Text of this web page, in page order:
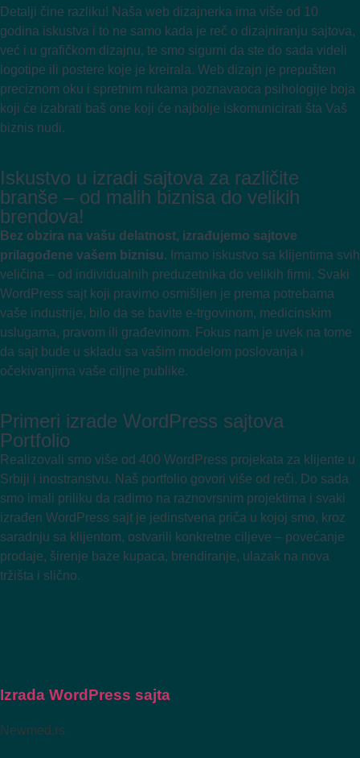
Detalji čine razliku! Naša web dizajnerka ima više od 10
godina iskustva i to ne samo kada je reč o dizajniranju sajtova,
već i u grafičkom dizajnu, te smo sigurni da ste do sada videli
logotipe ili postere koje je kreirala. Web dizajn je prepušten
preciznom oku i spretnim rukama poznavaoca psihologije boja
koji će izabrati baš one koji će najbolje iskomunicirati šta Vaš
biznis nudi.
Iskustvo u izradi sajtova za različite
branše – od malih biznisa do velikih
brendova!
Bez obzira na vašu delatnost, izrađujemo sajtove
prilagođene vašem biznisu. Imamo iskustvo sa klijentima svih
veličina – od individualnih preduzetnika do velikih firmi. Svaki
WordPress sajt koji pravimo osmišljen je prema potrebama
vaše industrije, bilo da se bavite e-trgovinom, medicinskim
uslugama, pravom ili građevinom. Fokus nam je uvek na tome
da sajt bude u skladu sa vašim modelom poslovanja i
očekivanjima vaše ciljne publike.
Primeri izrade WordPress sajtova
Portfolio
Realizovali smo više od 400 WordPress projekata za klijente u
Srbiji i inostranstvu. Naš portfolio govori više od reči. Do sada
smo imali priliku da radimo na raznovrsnim projektima i svaki
izrađen WordPress sajt je jedinstvena priča u kojoj smo, kroz
saradnju sa klijentom, ostvarili konkretne ciljeve – povećanje
prodaje, širenje baze kupaca, brendiranje, ulazak na nova
tržišta i slično.
Izrada WordPress sajta
Newmed.rs